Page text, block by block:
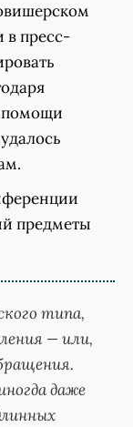
в пресс-
помощи
предметы
типа,
— или,
даже